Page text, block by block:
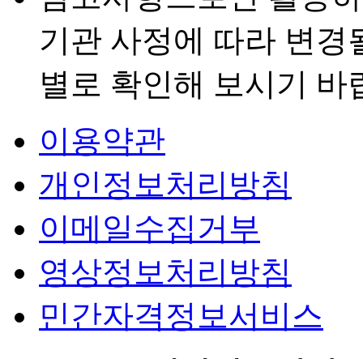
기관 사정에 따라 변경
별로 확인해 보시기 바
이용약관
개인정보처리방침
이메일수집거부
영상정보처리방침
민간자격정보서비스